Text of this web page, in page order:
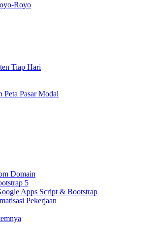
Royo
Tiap Hari
Pasar Modal
Domain
5
Apps Script & Bootstrap
Pekerjaan